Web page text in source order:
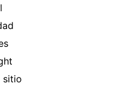
sitio